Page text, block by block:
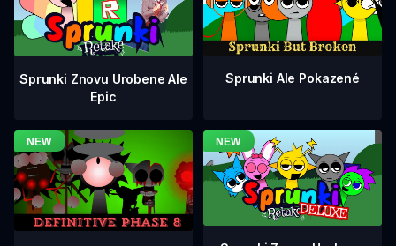
Sprunki Znovu Urobene Ale
Epic
Sprunki Ale Pokazené